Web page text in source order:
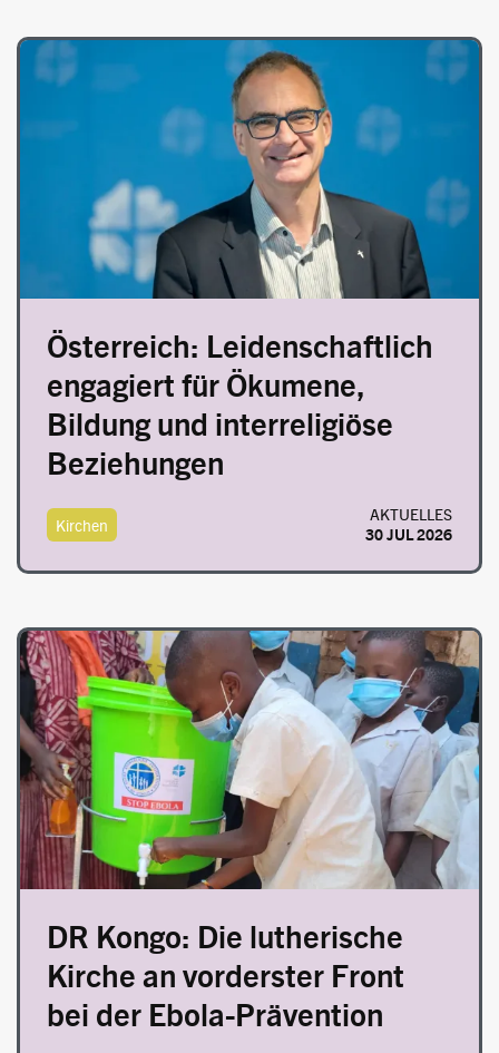
Image
Österreich: Leidenschaftlich
engagiert für Ökumene,
Bildung und interreligiöse
Beziehungen
Kirchen
AKTUELLES
30 JUL 2026
Image
DR Kongo: Die lutherische
Kirche an vorderster Front
bei der Ebola-Prävention